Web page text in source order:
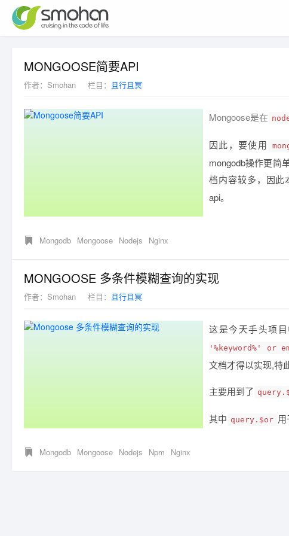
MONGOOSE简要API
作者： Smohan 栏目： 且行且冥
Mongoose是在
因此，要使用
mongodb操作更简
档内容较多，因此
api。
Mongodb Mongoose Nodejs Nginx
MONGOOSE 多条件模糊查询的实现
作者： Smohan 栏目： 且行且冥
这是今天手头项
'%keyword%' or
文档才得以实现,特
主要用到了
其中 query.$or 用
Mongodb Mongoose Nodejs Npm Nginx